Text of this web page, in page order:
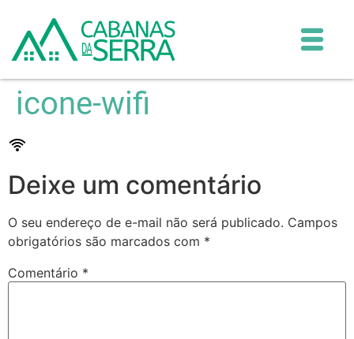
icone-wifi
Deixe um comentário
O seu endereço de e-mail não será publicado. Campos
obrigatórios são marcados com *
Comentário *